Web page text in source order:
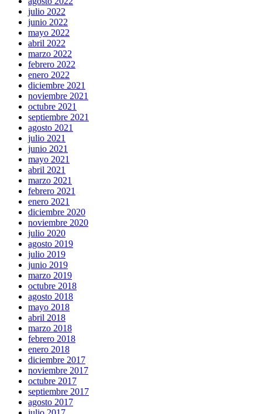
julio 2022
junio 2022
mayo 2022
abril 2022
marzo 2022
febrero 2022
enero 2022
diciembre 2021
noviembre 2021
octubre 2021
septiembre 2021
agosto 2021
julio 2021
junio 2021
mayo 2021
abril 2021
marzo 2021
febrero 2021
enero 2021
diciembre 2020
noviembre 2020
julio 2020
agosto 2019
julio 2019
junio 2019
marzo 2019
octubre 2018
agosto 2018
mayo 2018
abril 2018
marzo 2018
febrero 2018
enero 2018
diciembre 2017
noviembre 2017
octubre 2017
septiembre 2017
agosto 2017